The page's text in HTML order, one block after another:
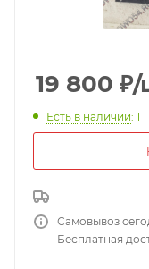
19 800 ₽/
Есть в наличии: 1
Самовывоз
Бесплатная